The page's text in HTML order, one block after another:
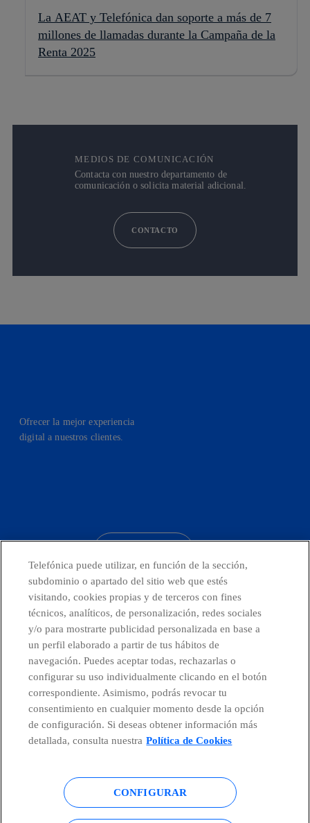
La AEAT y Telefónica dan soporte a más de 7
millones de llamadas durante la Campaña de la
Renta 2025
MEDIOS DE COMUNICACIÓN
Contacta con nuestro departamento de
comunicación o solicita material adicional.
CONTACTO
Ofrecer la mejor experiencia
digital a nuestros clientes.
Telefónica en redes sociales
Canal de Denuncias
Centro Global Transparencia
Política de cookies Aviso legal
Telefónica puede utilizar, en función de la sección,
subdominio o apartado del sitio web que estés
visitando, cookies propias y de terceros con fines
técnicos, analíticos, de personalización, redes sociales
y/o para mostrarte publicidad personalizada en base a
un perfil elaborado a partir de tus hábitos de
navegación. Puedes aceptar todas, rechazarlas o
configurar su uso individualmente clicando en el botón
correspondiente. Asimismo, podrás revocar tu
consentimiento en cualquier momento desde la opción
de configuración. Si deseas obtener información más
detallada, consulta nuestra Política de Cookies
CONFIGURAR